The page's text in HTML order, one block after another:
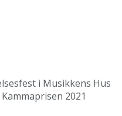
i Musikkens Hus
2021